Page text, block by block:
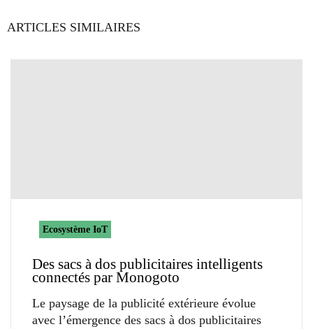
ARTICLES SIMILAIRES
Ecosystème IoT
Des sacs à dos publicitaires intelligents
connectés par Monogoto
Le paysage de la publicité extérieure évolue
avec l’émergence des sacs à dos publicitaires